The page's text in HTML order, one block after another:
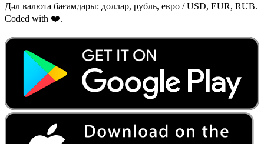
Дәл валюта бағамдары: доллар, рубль, евро / USD, EUR, RUB.
Coded with ❤️.